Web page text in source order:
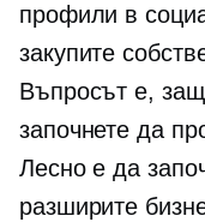
профили в
закупите
Въпросът е,
започнете да
Лесно е да
разширите